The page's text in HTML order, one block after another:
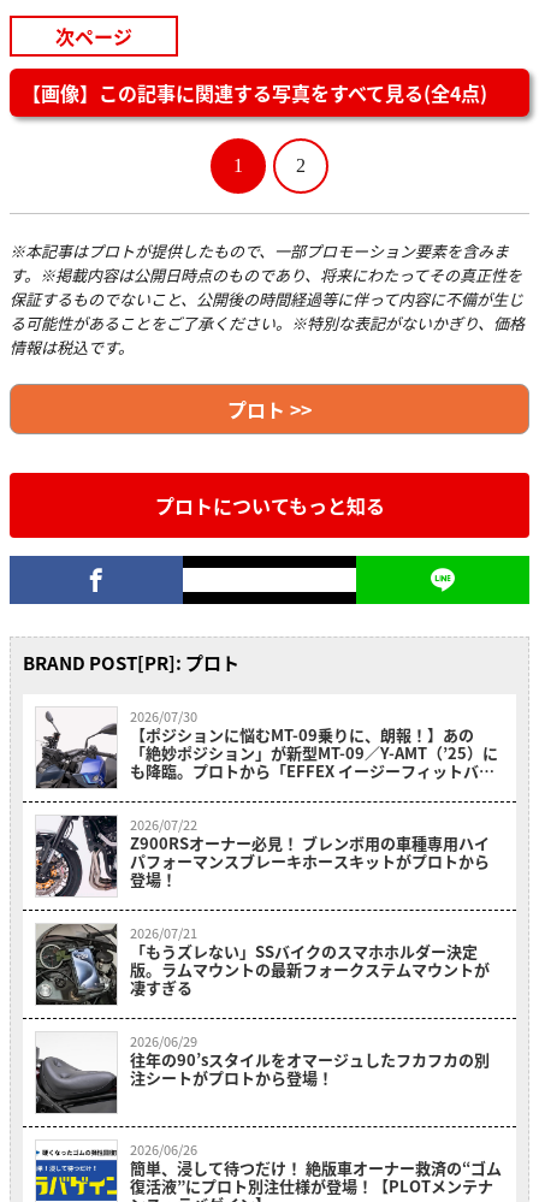
次ページ
【画像】この記事に関連する写真をすべて見る(全4点)
1 2
※本記事はプロトが提供したもので、一部プロモーション要素を含みま
す。※掲載内容は公開日時点のものであり、将来にわたってその真正性を
保証するものでないこと、公開後の時間経過等に伴って内容に不備が生じ
る可能性があることをご了承ください。※特別な表記がないかぎり、価格
情報は税込です。
プロト >>
プロトについてもっと知る
BRAND POST[PR]: プロト
2026/07/30
【ポジションに悩むMT-09乗りに、朗報！】あの
「絶妙ポジション」が新型MT-09／Y-AMT（’25）に
も降臨。プロトから「EFFEX イージーフィットバー
2026/07/22
Z900RSオーナー必見！ ブレンボ用の車種専用ハイ
パフォーマンスブレーキホースキットがプロトから
登場！
2026/07/21
「もうズレない」SSバイクのスマホホルダー決定
版。ラムマウントの最新フォークステムマウントが
凄すぎる
2026/06/29
往年の90’sスタイルをオマージュしたフカフカの別
注シートがプロトから登場！
2026/06/26
簡単、浸して待つだけ！ 絶版車オーナー救済の“ゴム
復活液”にプロト別注仕様が登場！【PLOTメンテナ